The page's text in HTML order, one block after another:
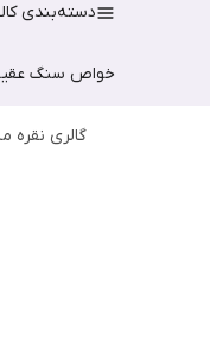
دسته‌بندی
خواص سنگ
گالری نقره